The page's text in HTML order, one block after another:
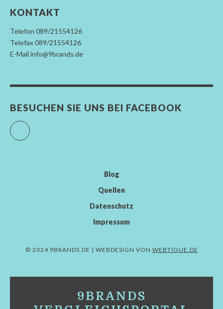
KONTAKT
Telefon 089/21554126
Telefax 089/21554126
E-Mail info@9brands.de
BESUCHEN SIE UNS BEI FACEBOOK
Facebook
Blog
Quellen
Datenschutz
Impressum
© 2024 9BRANDS.DE | WEBDESIGN VON WEBTIQUE.DE
9BRANDS